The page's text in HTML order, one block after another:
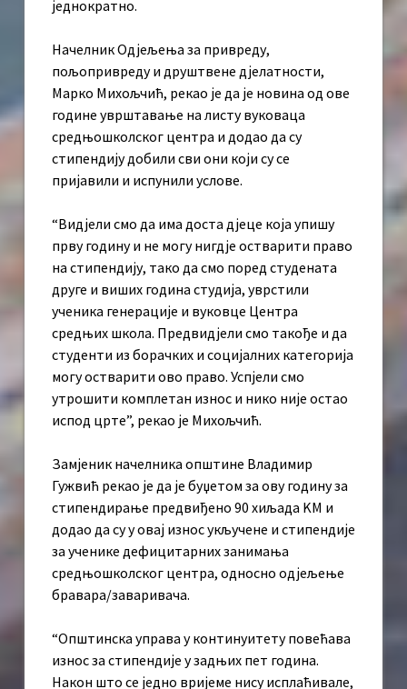
једнократно.
Начелник Одјељења за привреду,
пољопривреду и друштвене дјелатности,
Марко Михољчић, рекао је да је новина од ове
године уврштавање на листу вуковаца
средњошколског центра и додао да су
стипендију добили сви они који су се
пријавили и испунили услове.
“Видјели смо да има доста дјеце која упишу
прву годину и не могу нигдје остварити право
на стипендију, тако да смо поред студената
друге и виших година студија, уврстили
ученика генерације и вуковце Центра
средњих школа. Предвидјели смо такође и да
студенти из борачких и социјалних категорија
могу остварити ово право. Успјели смо
утрошити комплетан износ и нико није остао
испод црте”, рекао је Михољчић.
Замјеник начелника општине Владимир
Гужвић рекао је да је буџетом за ову годину за
стипендирање предвиђено 90 хиљада KМ и
додао да су у овај износ укључене и стипендије
за ученике дефицитарних занимања
средњошколског центра, односно одјељење
бравара/заваривача.
“Општинска управа у континуитету повећава
износ за стипендије у задњих пет година.
Након што се једно вријеме нису исплаћивале,